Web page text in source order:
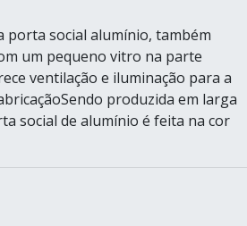
porta social alumínio, também
um pequeno vitro na parte
ventilação e iluminação para a
produzida em larga
social de alumínio é feita na cor